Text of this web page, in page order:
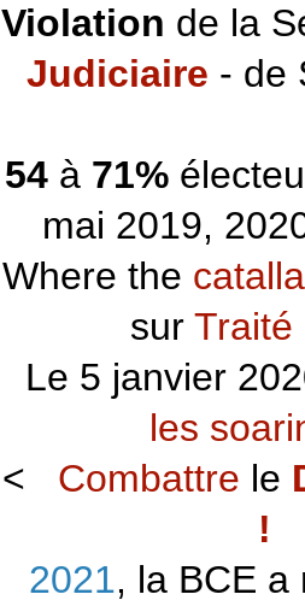
Violation de la
Judiciaire - de
54à 71%
mai 2019,
Where the
sur Traité
Le 5 janvier
les
< Combattre le
!
2021, la BCE